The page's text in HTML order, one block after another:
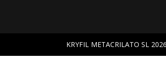
KRYFIL METACRILATO SL 2026